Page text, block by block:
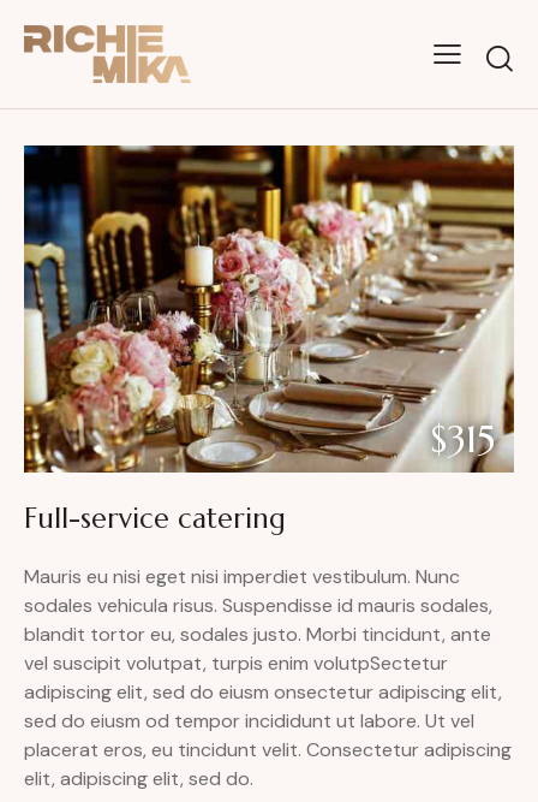
$315
Full-service catering
Mauris eu nisi eget nisi imperdiet vestibulum. Nunc
sodales vehicula risus. Suspendisse id mauris sodales,
blandit tortor eu, sodales justo. Morbi tincidunt, ante
vel suscipit volutpat, turpis enim volutpSectetur
adipiscing elit, sed do eiusm onsectetur adipiscing elit,
sed do eiusm od tempor incididunt ut labore. Ut vel
placerat eros, eu tincidunt velit. Consectetur adipiscing
elit, adipiscing elit, sed do.